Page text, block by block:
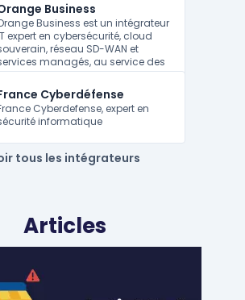
Business
Business est un intégrateur
expert en cybersécurité, cloud
réseau SD-WAN et
managés, au service des
françaises et
Cyberdéfense
Cyberdefense, expert en
informatique
tous les intégrateurs
Articles